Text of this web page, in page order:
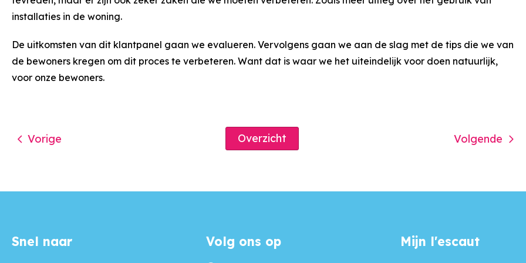
installaties in de woning.
De uitkomsten van dit klantpanel gaan we evalueren. Vervolgens gaan we aan de slag met de tips die we van
de bewoners kregen om dit proces te verbeteren. Want dat is waar we het uiteindelijk voor doen natuurlijk,
voor onze bewoners.
Volgende
Overzicht
Vorige
Contactinformatie
Snel naar Volg ons op Mijn l'escaut